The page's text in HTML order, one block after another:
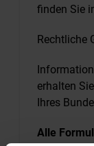
finden Sie
Rechtliche
erhalten
Ihres
Alle